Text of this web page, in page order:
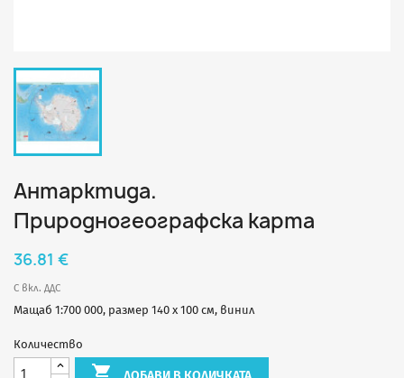
Антарктида.
Природногеографска карта
36.81 €
С вкл. ДДС
Мащаб 1:700 000, размер 140 х 100 см, винил
Количество
